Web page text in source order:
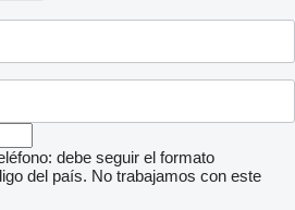
debe seguir el formato
del país. No trabajamos con este